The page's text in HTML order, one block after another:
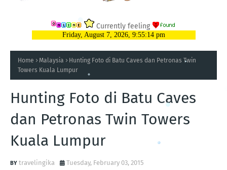
Currently feeling
Home Malaysia
Hunting Foto di Batu Caves dan Petronas Twin
Towers Kuala Lumpur
Hunting Foto di Batu Caves
dan Petronas Twin Towers
Kuala Lumpur
travelingika Tuesday, February 03, 2015